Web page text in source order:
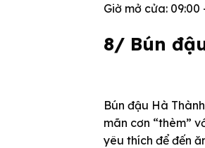
Giờ mở cửa: 09:00
8/ Bún
Bún đậu Hà
mãn cơn “thèm”
yêu thích để đến